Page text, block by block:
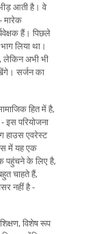
आती है। वे
मारेक
हैं। पिछले
लिया था।
लेकिन अभी भी
सर्जन का
हित में है,
परियोजना
हाउस एवरेस्ट
में यह एक
पहुंचने के लिए है,
चाहते हैं,
नहीं है -
विशेष रूप